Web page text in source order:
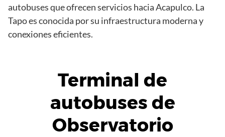
autobuses que ofrecen servicios hacia Acapulco. La
Tapo es conocida por su infraestructura moderna y
conexiones eficientes.
Terminal de
autobuses de
Observatorio